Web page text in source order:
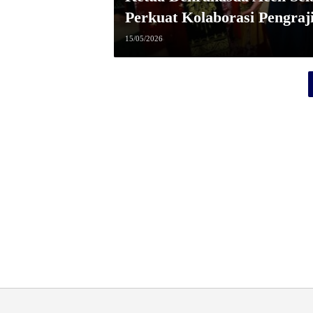
Perkuat Kolaborasi
15/05/2026